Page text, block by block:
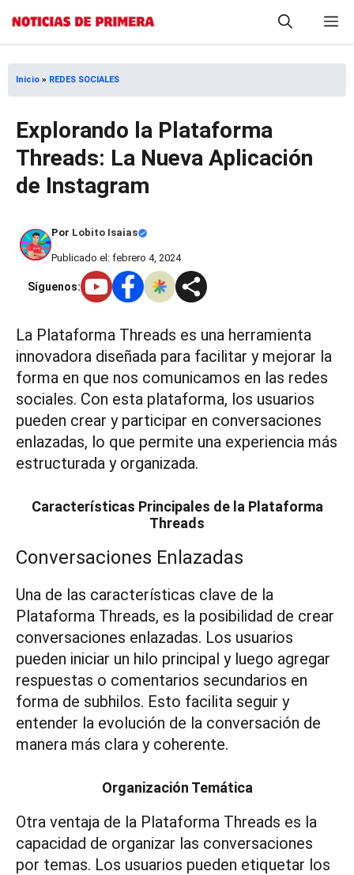
Saltar
contenido
Inicio » REDES SOCIALES
Explorando la Plataforma
Threads: La Nueva Aplicación
de Instagram
Por Lobito Isaias
Publicado el: febrero 4, 2024
Síguenos:
La Plataforma Threads es una herramienta
innovadora diseñada para facilitar y mejorar la
forma en que nos comunicamos en las redes
sociales. Con esta plataforma, los usuarios
pueden crear y participar en conversaciones
enlazadas, lo que permite una experiencia más
estructurada y organizada.
Características Principales de la Plataforma
Threads
Conversaciones Enlazadas
Una de las características clave de la
Plataforma Threads, es la posibilidad de crear
conversaciones enlazadas. Los usuarios
pueden iniciar un hilo principal y luego agregar
respuestas o comentarios secundarios en
forma de subhilos. Esto facilita seguir y
entender la evolución de la conversación de
manera más clara y coherente.
Organización Temática
Otra ventaja de la Plataforma Threads es la
capacidad de organizar las conversaciones
por temas. Los usuarios pueden etiquetar los